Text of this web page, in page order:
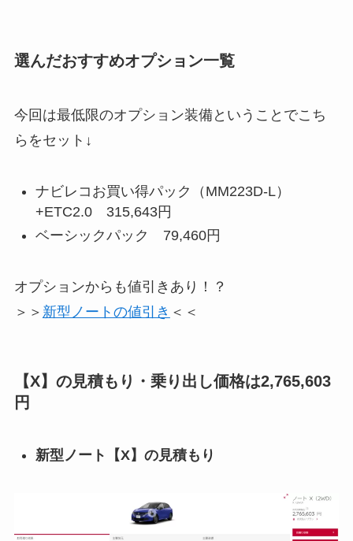
選んだおすすめオプション一覧
今回は最低限のオプション装備ということでこち
らをセット↓
ナビレコお買い得パック（MM223D-L）
+ETC2.0 315,643円
ベーシックパック 79,460円
オプションからも値引きあり！？
＞＞ 新型ノートの値引き ＜＜
【X】の見積もり・乗り出し価格は2,765,603
円
新型ノート【X】の見積もり